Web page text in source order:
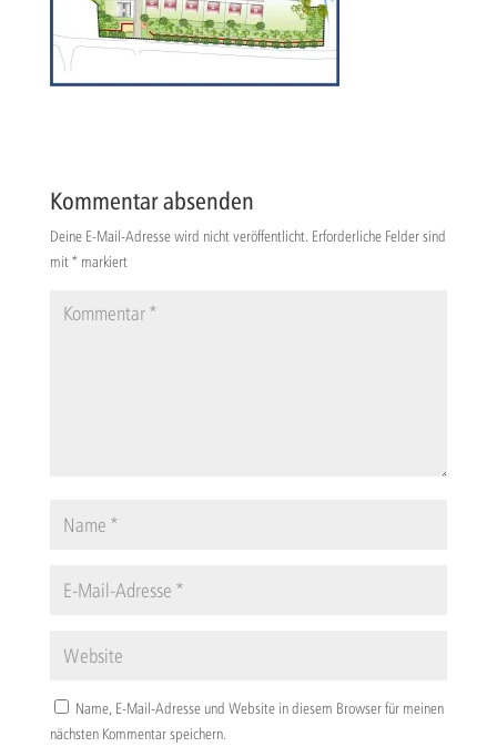
Kommentar absenden
Deine E-Mail-Adresse wird nicht veröffentlicht. Erforderliche Felder sind
mit*markiert
Name, E-Mail-Adresse und Website in diesem Browser für meinen
nächsten Kommentar speichern.